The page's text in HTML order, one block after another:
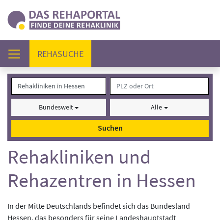
REHASUCHE(AKTUELL)
Bundesweit Alle
Suchen
Rehakliniken und
Rehazentren in Hessen
In der Mitte Deutschlands befindet sich das Bundesland
Hessen, das besonders für seine Landeshauptstadt